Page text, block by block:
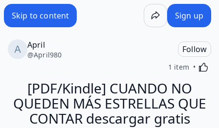
Skip to content Sign up
April
@April980
Follow
1 item
[PDF/Kindle] CUANDO NO
QUEDEN MÁS ESTRELLAS QUE
CONTAR descargar gratis